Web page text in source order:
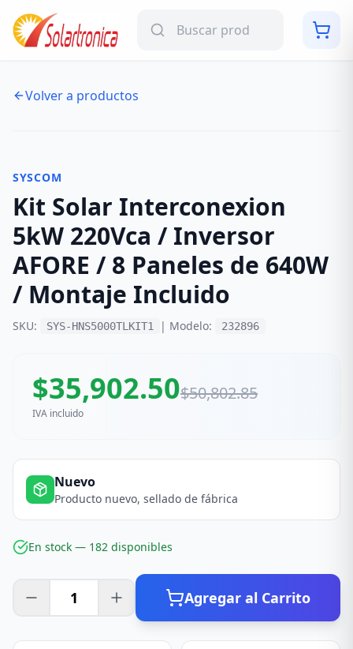
Volver a productos
SYSCOM
Kit Solar Interconexion
5kW 220Vca / Inversor
AFORE / 8 Paneles de 640W
/ Montaje Incluido
SKU: SYS-HNS5000TLKIT1 | Modelo: 232896
$35,902.50$50,802.85
IVA incluido
Nuevo
Producto nuevo, sellado de fábrica
En stock — 182 disponibles
Agregar al Carrito